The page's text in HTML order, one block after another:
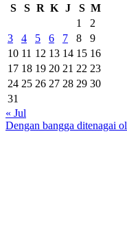
S
S R K J S M
1
2
3
4 5 6 7 8
9
10 11 12 13 14 15 16
17 18 19 20 21 22 23
24 25 26 27 28 29 30
31
« Jul
Dengan bangga ditenagai